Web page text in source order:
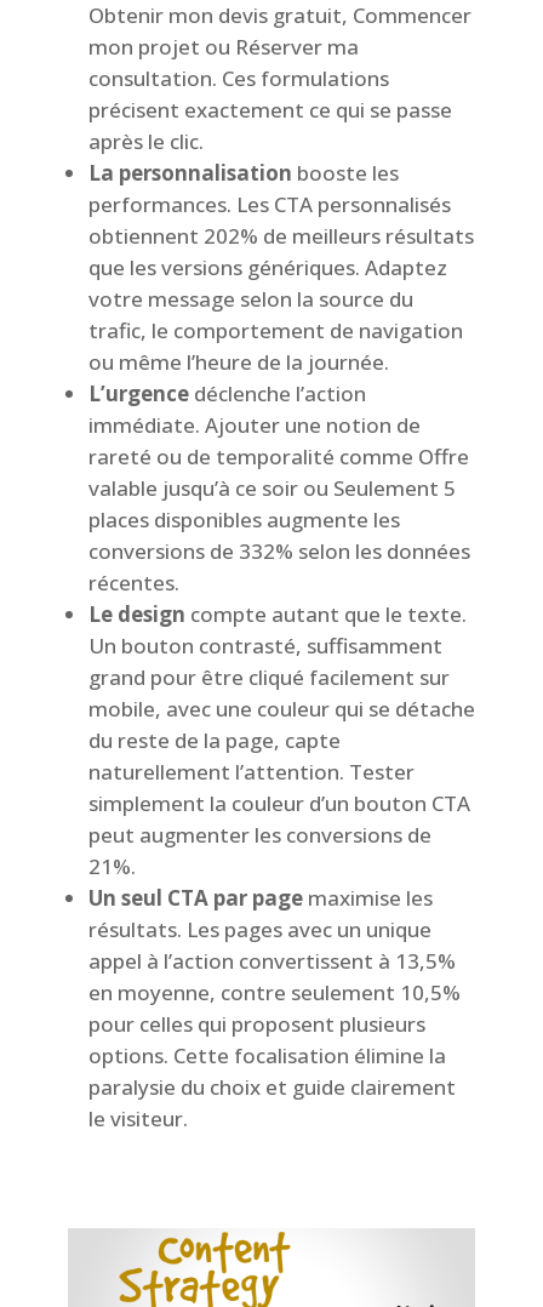
Obtenir mon devis gratuit, Commencer
mon projet ou Réserver ma
consultation. Ces formulations
précisent exactement ce qui se passe
après le clic.
La personnalisation booste les
performances. Les CTA personnalisés
obtiennent 202% de meilleurs résultats
que les versions génériques. Adaptez
votre message selon la source du
trafic, le comportement de navigation
ou même l’heure de la journée.
L’urgencedéclenche l’action
immédiate. Ajouter une notion de
rareté ou de temporalité comme Offre
valable jusqu’à ce soir ou Seulement 5
places disponibles augmente les
conversions de 332% selon les données
récentes.
Le design compte autant que le texte.
Un bouton contrasté, suffisamment
grand pour être cliqué facilement sur
mobile, avec une couleur qui se détache
du reste de la page, capte
naturellement l’attention. Tester
simplement la couleur d’un bouton CTA
peut augmenter les conversions de
21%.
Un seul CTA par pagemaximise les
résultats. Les pages avec un unique
appel à l’action convertissent à 13,5%
en moyenne, contre seulement 10,5%
pour celles qui proposent plusieurs
options. Cette focalisation élimine la
paralysie du choix et guide clairement
le visiteur.